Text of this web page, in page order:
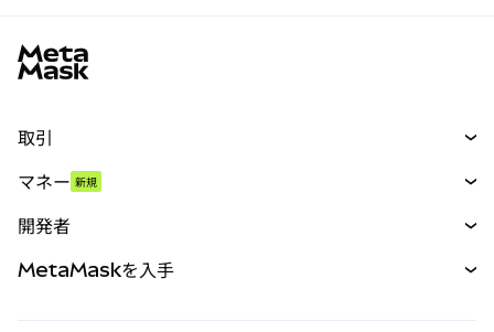
取引
パーペチュアル
RWA
マネー 新規
開発者
MetaMaskを入手